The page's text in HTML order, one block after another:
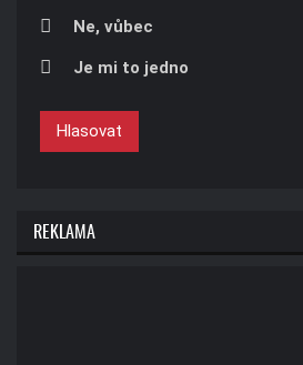
Ne, vůbec
Je mi to jedno
Hlasovat
REKLAMA